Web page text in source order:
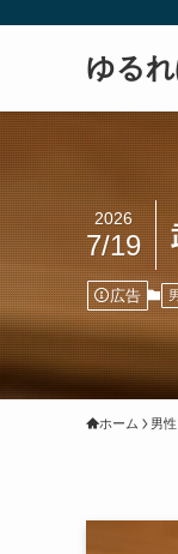
ゆる
2026
7/19
広告
ホーム 男